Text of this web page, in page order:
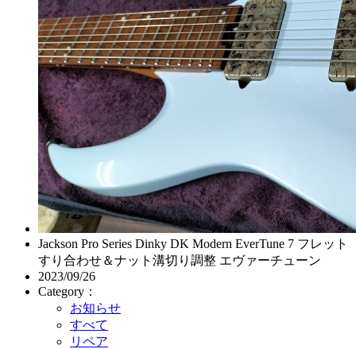
Jackson Pro Series Dinky DK Modern EverTune 7 フレット
すり合わせ＆ナット溝切り調整 エヴァーチューン
2023/09/26
Category：
お知らせ
すべて
リペア